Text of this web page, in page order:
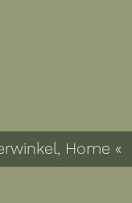
Home «